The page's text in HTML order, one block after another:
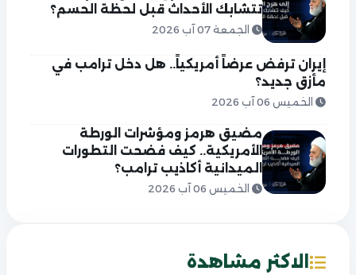
تتشابك الأحداث قبل لحظة الحسم؟
الجمعة 07 آب 2026
إيران ترفض عرضاً أمريكياً.. هل دخل ترامب في
مأزق جديد؟
الخميس 06 آب 2026
مضيق هرمز ومؤشرات الورطة
الأمريكية.. كيف فضحت التطورات
الميدانية أكاذيب ترامب؟
الخميس 06 آب 2026
الاكثر مشاهدة